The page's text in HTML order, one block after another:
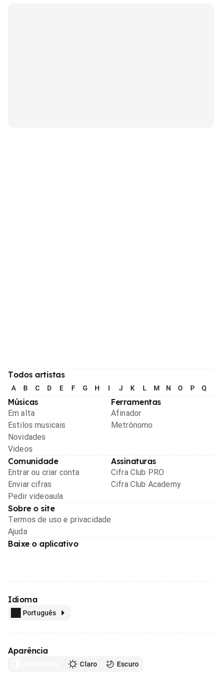
Todos artistas
A B C D E F G H I J K L M N O P Q
Músicas
Em alta
Estilos musicais
Novidades
Videos
Ferramentas
Afinador
Metrônomo
Comunidade
Entrar ou criar conta
Enviar cifras
Pedir videoaula
Assinaturas
Cifra Club PRO
Cifra Club Academy
Sobre o site
Termos de uso e privacidade
Ajuda
Baixe o aplicativo
Idioma
Português
Aparência
Claro Escuro